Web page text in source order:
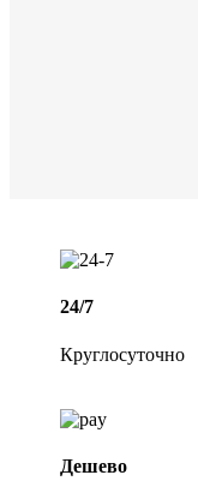
24/7
Круглосуточно
Дешево